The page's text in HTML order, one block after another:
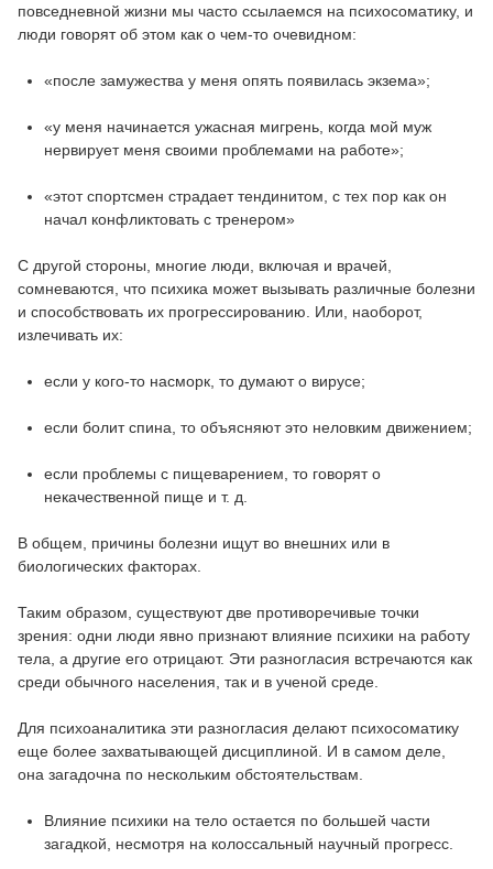
повседневной жизни мы часто ссылаемся на психосоматику, и
люди говорят об этом как о чем-то очевидном:
«после замужества у меня опять появилась экзема»;
«у меня начинается ужасная мигрень, когда мой муж
нервирует меня своими проблемами на работе»;
«этот спортсмен страдает тендинитом, с тех пор как он
начал конфликтовать с тренером»
С другой стороны, многие люди, включая и врачей,
сомневаются, что психика может вызывать различные болезни
и способствовать их прогрессированию. Или, наоборот,
излечивать их:
если у кого-то насморк, то думают о вирусе;
если болит спина, то объясняют это неловким движением;
если проблемы с пищеварением, то говорят о
некачественной пище и т. д.
В общем, причины болезни ищут во внешних или в
биологических факторах.
Таким образом, существуют две противоречивые точки
зрения: одни люди явно признают влияние психики на работу
тела, а другие его отрицают. Эти разногласия встречаются как
среди обычного населения, так и в ученой среде.
Для психоаналитика эти разногласия делают психосоматику
еще более захватывающей дисциплиной. И в самом деле,
она загадочна по нескольким обстоятельствам.
Влияние психики на тело остается по большей части
загадкой, несмотря на колоссальный научный прогресс.